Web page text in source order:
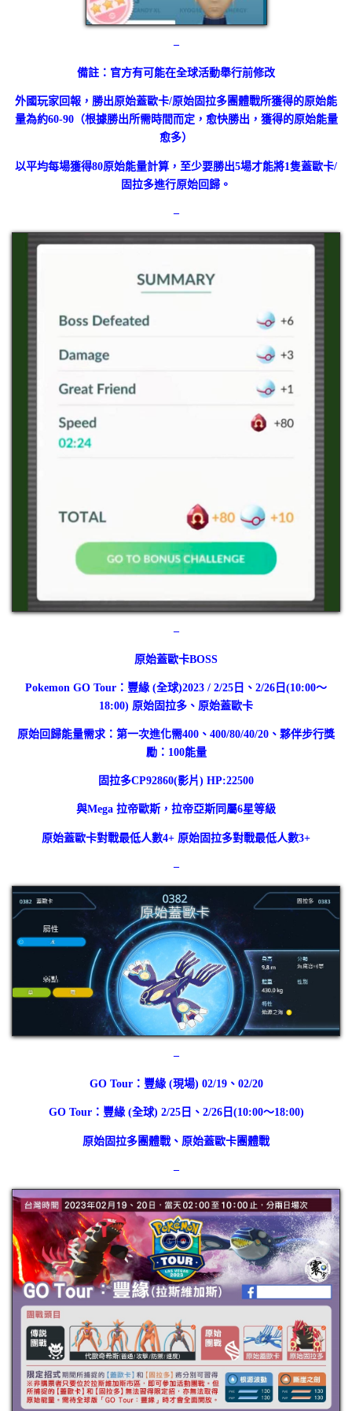
–
備註：官方有可能在全球活動舉行前修改
外國玩家回報，勝出原始蓋歐卡/原始固拉多團體戰所獲得的原始能
量為約60-90（根據勝出所需時間而定，愈快勝出，獲得的原始能量
愈多）
以平均每場獲得80原始能量計算，至少要勝出5場才能將1隻蓋歐卡/
固拉多進行原始回歸。
–
–
原始蓋歐卡BOSS
Pokemon GO Tour：豐緣 (全球)2023 / 2/25日、2/26日(10:00～
18:00) 原始固拉多、原始蓋歐卡
原始回歸能量需求：第一次進化需400、400/80/40/20、夥伴步行獎
勵：100能量
固拉多CP92860(影片) HP:22500
與Mega 拉帝歐斯，拉帝亞斯同屬6星等級
原始蓋歐卡對戰最低人數4+ 原始固拉多對戰最低人數3+
–
–
GO Tour：豐緣 (現場) 02/19、02/20
GO Tour：豐緣 (全球) 2/25日、2/26日(10:00～18:00)
原始固拉多團體戰 、 原始蓋歐卡團體戰
–